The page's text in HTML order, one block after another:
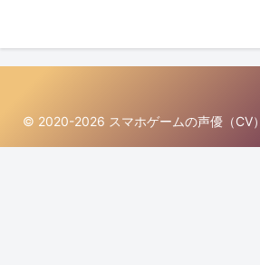
© 2020-2026 スマホゲームの声優（CV